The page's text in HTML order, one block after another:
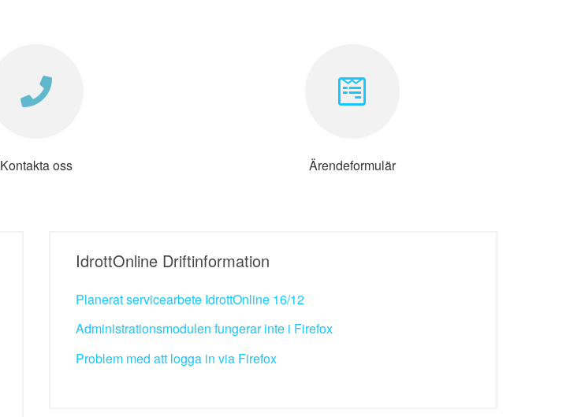
Kontakta oss Ärendeformulär
IdrottOnline Driftinformation
Planerat servicearbete IdrottOnline 16/12
Administrationsmodulen fungerar inte i Firefox
Problem med att logga in via Firefox